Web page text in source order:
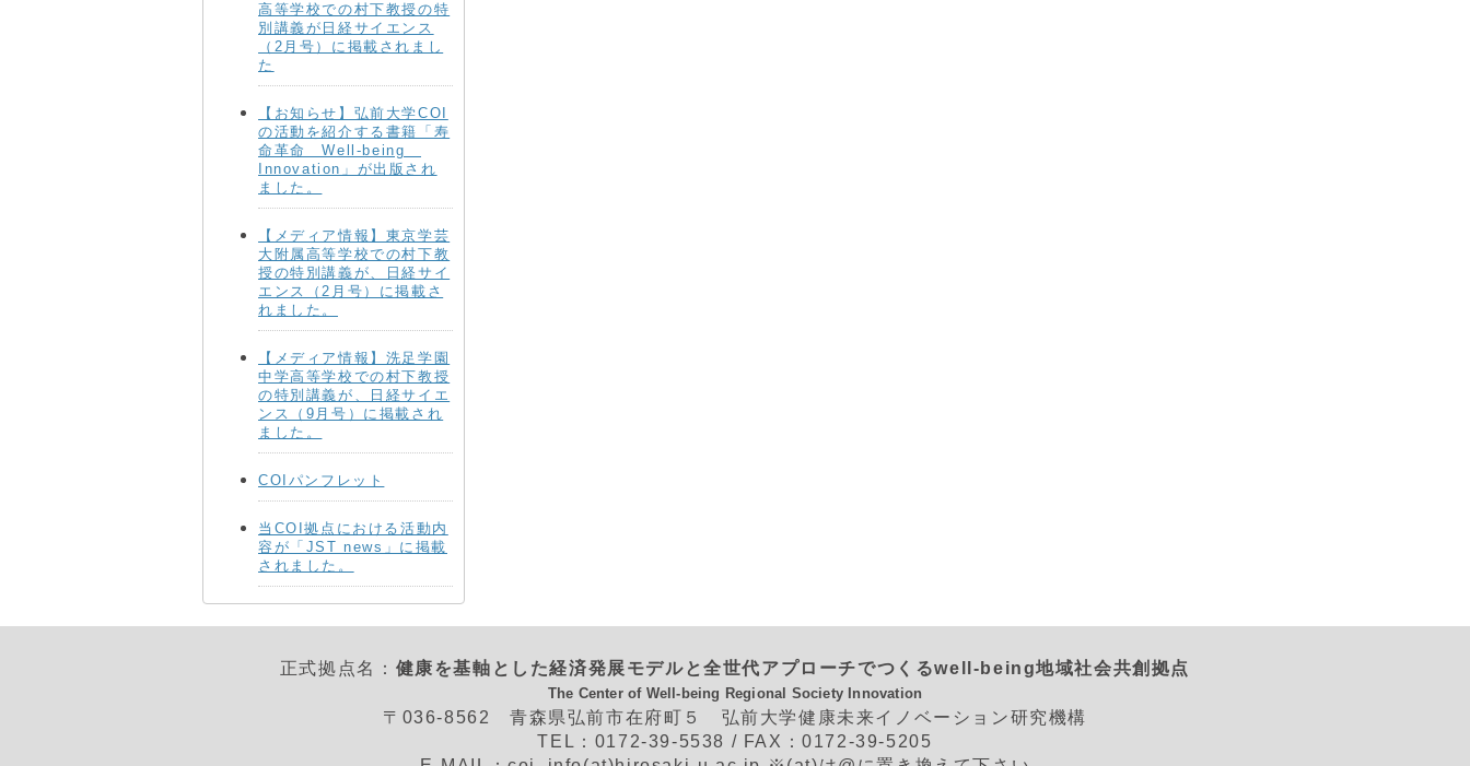
高等学校での村下教授の特
別講義が日経サイエンス
（2月号）に掲載されまし
た
【お知らせ】弘前大学COI
の活動を紹介する書籍「寿
命革命 Well-being
Innovation」が出版され
ました。
【メディア情報】東京学芸
大附属高等学校での村下教
授の特別講義が、日経サイ
エンス（2月号）に掲載さ
れました。
【メディア情報】洗足学園
中学高等学校での村下教授
の特別講義が、日経サイエ
ンス（9月号）に掲載され
ました。
COIパンフレット
当COI拠点における活動内
容が「JST news」に掲載
されました。
正式拠点名： 健康を基軸とした経済発展モデルと全世代アプローチでつくるwell-being地域社会共創拠点
The Center of Well-being Regional Society Innovation
〒036-8562 青森県弘前市在府町５ 弘前大学健康未来イノベーション研究機構
TEL：0172-39-5538 / FAX：0172-39-5205